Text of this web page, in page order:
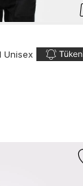
Unisex